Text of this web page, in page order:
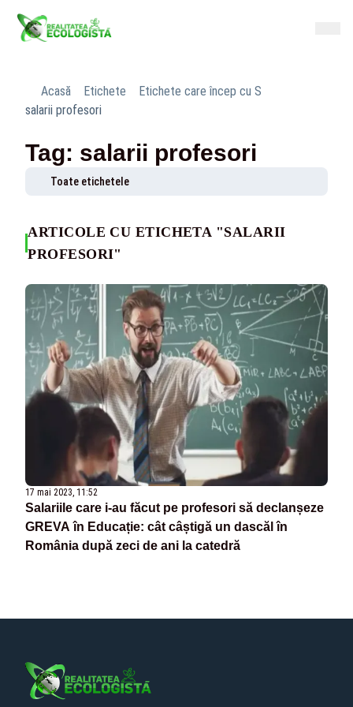
Acasă Etichete
Etichete care încep cu S
salarii profesori
Tag: salarii profesori
Toate etichetele
ARTICOLE CU ETICHETA "SALARII
PROFESORI"
17 mai 2023, 11:52
Salariile care i-au făcut pe profesori să declanșeze
GREVA în Educație: cât câștigă un dascăl în
România după zeci de ani la catedră